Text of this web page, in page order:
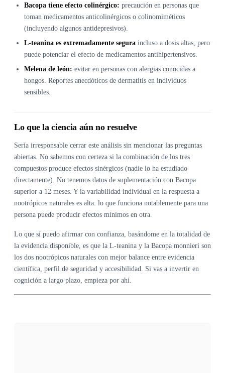
Bacopa tiene efecto colinérgico: precaución en personas que
toman medicamentos anticolinérgicos o colinomiméticos
(incluyendo algunos antidepresivos).
L-teanina es extremadamente segura incluso a dosis altas, pero
puede potenciar el efecto de medicamentos antihipertensivos.
Melena de león: evitar en personas con alergias conocidas a
hongos. Reportes anecdóticos de dermatitis en individuos
sensibles.
Lo que la ciencia aún no resuelve
Sería irresponsable cerrar este análisis sin mencionar las preguntas
abiertas. No sabemos con certeza si la combinación de los tres
compuestos produce efectos sinérgicos (nadie lo ha estudiado
directamente). No tenemos datos de suplementación con Bacopa
superior a 12 meses. Y la variabilidad individual en la respuesta a
nootrópicos naturales es alta: lo que funciona notablemente para una
persona puede producir efectos mínimos en otra.
Lo que sí puedo afirmar con confianza, basándome en la totalidad de
la evidencia disponible, es que la L-teanina y la Bacopa monnieri son
los dos nootrópicos naturales con mejor balance entre evidencia
científica, perfil de seguridad y accesibilidad. Si vas a invertir en
cognición a largo plazo, empieza por ahí.